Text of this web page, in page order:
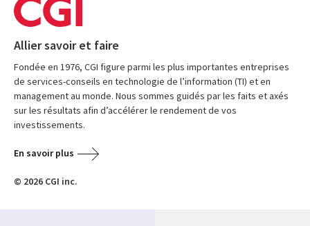
Allier savoir et faire
Fondée en 1976, CGI figure parmi les plus importantes entreprises
de services-conseils en technologie de l’information (TI) et en
management au monde. Nous sommes guidés par les faits et axés
sur les résultats afin d’accélérer le rendement de vos
investissements.
En savoir plus
© 2026 CGI inc.